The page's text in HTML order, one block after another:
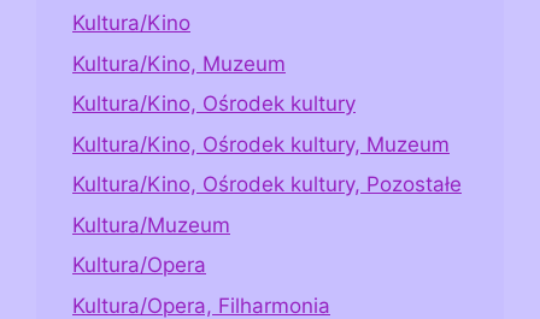
Kultura/Kino
Kultura/Kino, Muzeum
Kultura/Kino, Ośrodek kultury
Kultura/Kino, Ośrodek kultury, Muzeum
Kultura/Kino, Ośrodek kultury, Pozostałe
Kultura/Muzeum
Kultura/Opera
Kultura/Opera, Filharmonia